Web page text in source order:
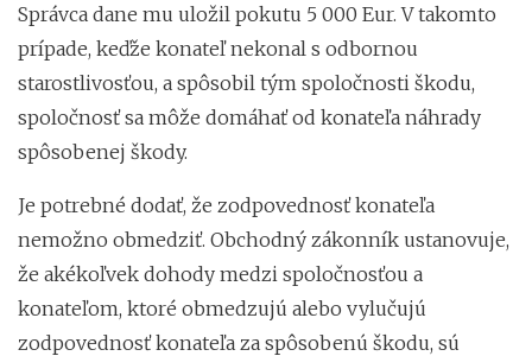
Správca dane mu uložil pokutu 5 000 Eur. V takomto
prípade, keďže konateľ nekonal s odbornou
starostlivosťou, a spôsobil tým spoločnosti škodu,
spoločnosť sa môže domáhať od konateľa náhrady
spôsobenej škody.
Je potrebné dodať, že zodpovednosť konateľa
nemožno obmedziť. Obchodný zákonník ustanovuje,
že akékoľvek dohody medzi spoločnosťou a
konateľom, ktoré obmedzujú alebo vylučujú
zodpovednosť konateľa za spôsobenú škodu, sú